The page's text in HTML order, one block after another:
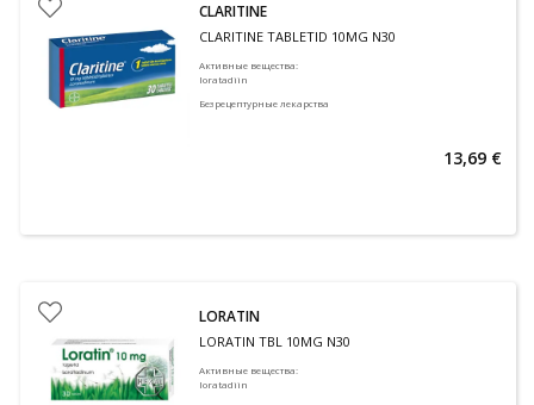
CLARITINE
CLARITINE TABLETID 10MG N30
Активные вещества:
loratadiin
Безрецептурные лекарства
13,69 €
LORATIN
LORATIN TBL 10MG N30
Активные вещества:
loratadiin